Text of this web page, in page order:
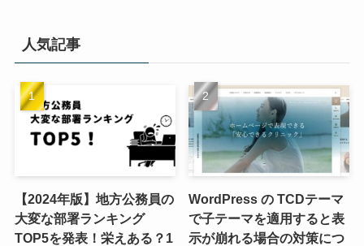
人気記事
【2024年版】地方公務員の
大変な部署ランキング
TOP5を発表！栄えある？1
WordPress の TCDテーマ
で子テーマを適用すると表
示が崩れる場合の対策につ